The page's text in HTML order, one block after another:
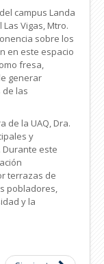
campus Landa
Vigas, Mtro.
sobre los
en este espacio
fresa,
generar
las
de la UAQ, Dra.
y
Durante este
terrazas de
pobladores,
y la